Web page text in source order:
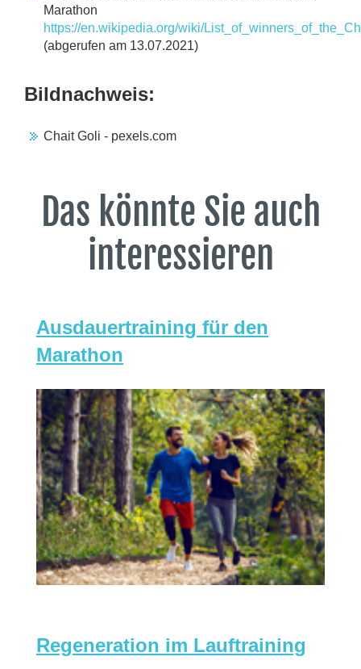
Marathon
https://en.wikipedia.org/wiki/
(abgerufen am 13.07.2021)
Bildnachweis:
Chait Goli - pexels.com
Das könnte Sie auch
interessieren
Ausdauertraining für den
Marathon
Regeneration im Lauftraining